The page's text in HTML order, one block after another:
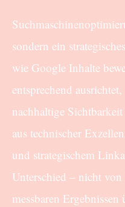
sondern ein
wie Google Inhalte
entsprechend
nachhaltige
aus technischer
und strategischem
Unterschied – nicht
messbaren Ergebnissen